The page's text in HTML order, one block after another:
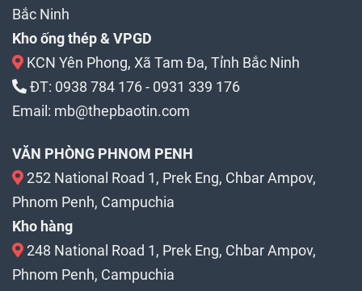
Bắc Ninh
Kho ống thép & VPGD
KCN Yên Phong, Xã Tam Đa, Tỉnh Bắc Ninh
ĐT: 0938 784 176- 0931 339 176
Email: mb@thepbaotin.com
VĂN PHÒNG PHNOM PENH
252 National Road 1, Prek Eng, Chbar Ampov,
Phnom Penh, Campuchia
Kho hàng
248 National Road 1, Prek Eng, Chbar Ampov,
Phnom Penh, Campuchia